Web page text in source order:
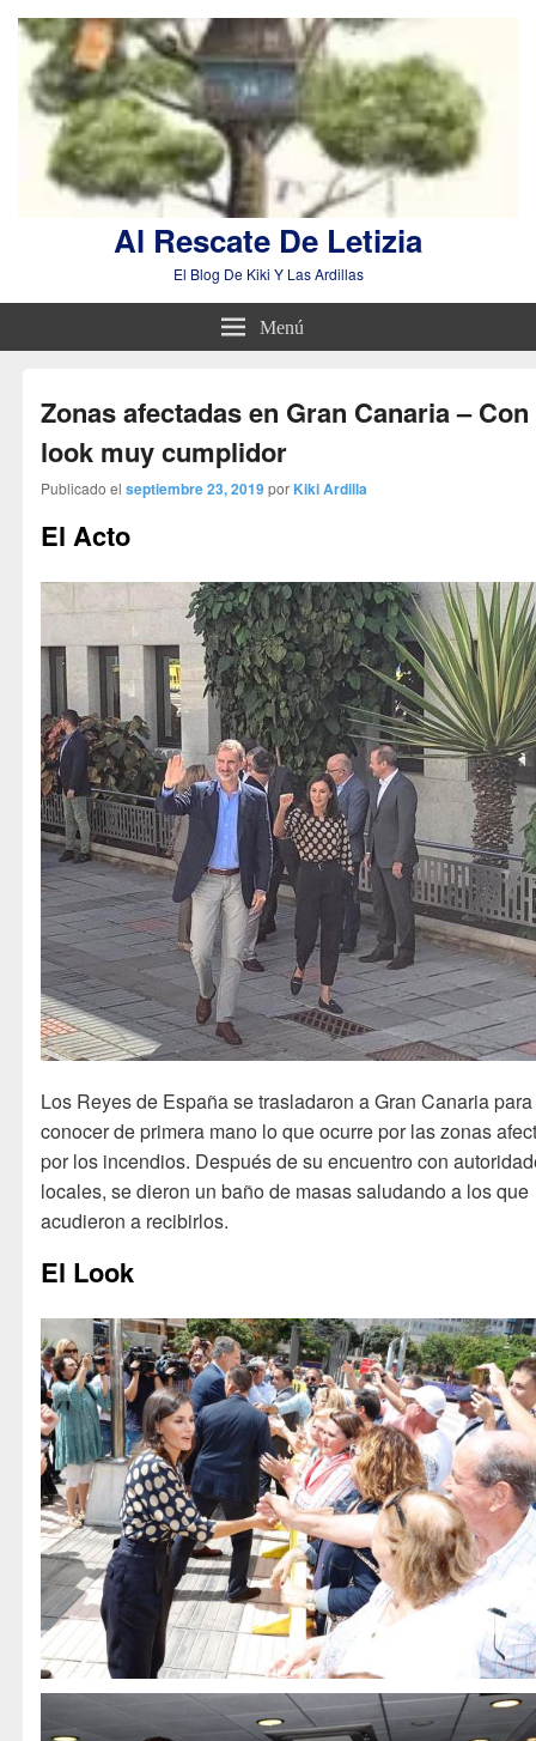
Al Rescate De Letizia
El Blog De Kiki Y Las Ardillas
Menú
Zonas afectadas en Gran Canaria –
look muy cumplidor
Publicado el septiembre 23, 2019por Kiki Ardilla
El Acto
Los Reyes de España se trasladaron a Gran Canaria para
conocer de primera mano lo que ocurre por las zonas
por los incendios. Después de su encuentro con
locales, se dieron un baño de masas saludando a los que
acudieron a recibirlos.
El Look